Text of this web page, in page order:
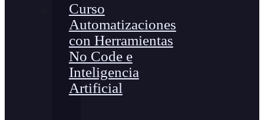
Curso
Automatizaciones
con Herramientas
No Code e
Inteligencia
Artificial